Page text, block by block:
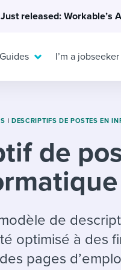
Just released: Workable’s
candidates
hiring pipelines
templates
checklists
& reports
I’m a jobseeker
resources
| DESCRIPTIFS DE POSTES EN
de
de
optimisé à des
pages